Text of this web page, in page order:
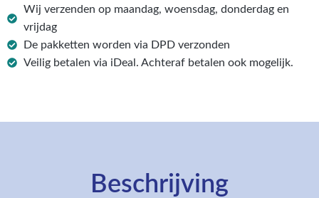
Wij verzenden op maandag, woensdag, donderdag en
vrijdag
De pakketten worden via DPD verzonden
Veilig betalen via iDeal. Achteraf betalen ook mogelijk.
Beschrijving